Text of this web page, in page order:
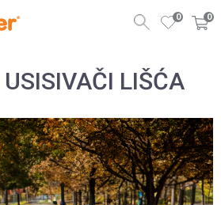
0
0
LIŠĆA